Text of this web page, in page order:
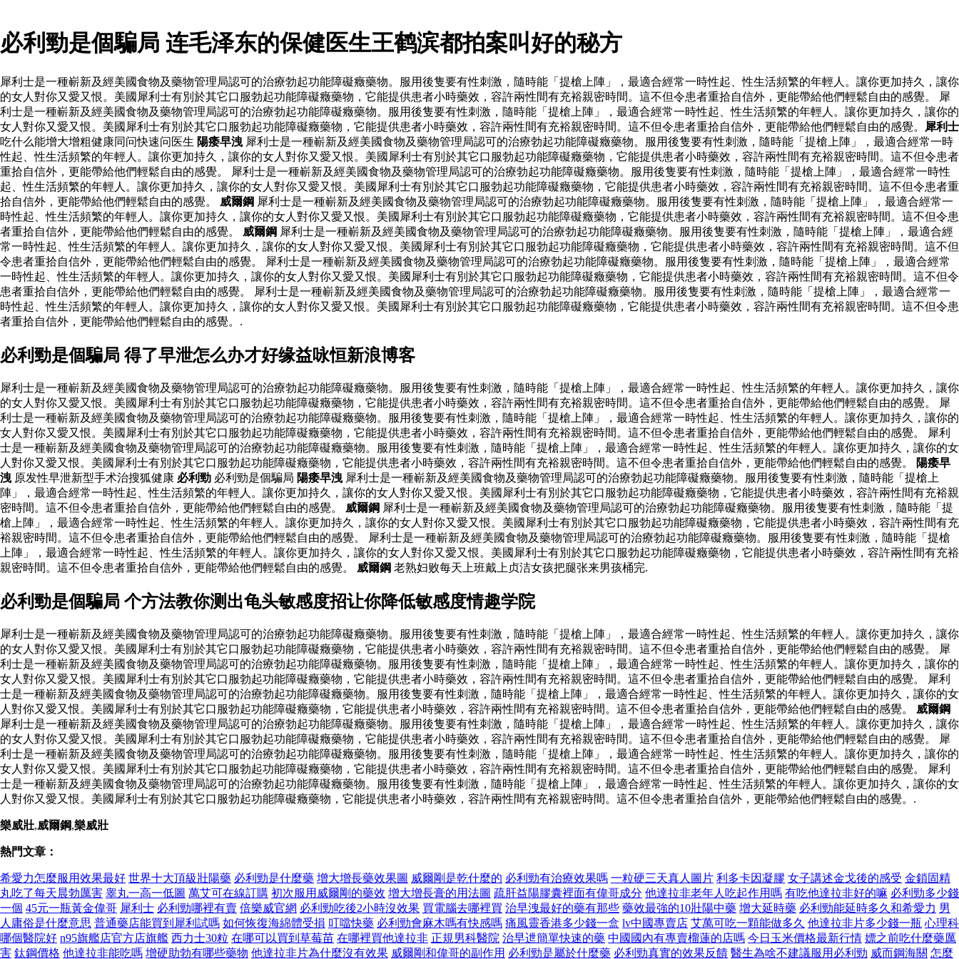
必利勁是個騙局 连毛泽东的保健医生王鹤滨都拍案叫好的秘方
犀利士是一種嶄新及經美國食物及藥物管理局認可的治療勃起功能障礙癥藥物。服用後隻要有性刺激，隨時能「提槍上陣」，最適合經常一時性起、性生活頻繁的年輕人。讓你更加持久，讓你
的女人對你又愛又恨。美國犀利士有別於其它口服勃起功能障礙癥藥物，它能提供患者小時藥效，容許兩性間有充裕親密時間。這不但令患者重拾自信外，更能帶給他們輕鬆自由的感覺。 犀
利士是一種嶄新及經美國食物及藥物管理局認可的治療勃起功能障礙癥藥物。服用後隻要有性刺激，隨時能「提槍上陣」，最適合經常一時性起、性生活頻繁的年輕人。讓你更加持久，讓你的
女人對你又愛又恨。美國犀利士有別於其它口服勃起功能障礙癥藥物，它能提供患者小時藥效，容許兩性間有充裕親密時間。這不但令患者重拾自信外，更能帶給他們輕鬆自由的感覺。
犀利士
吃什么能增大增粗健康同问快速问医生 陽痿早洩 犀利士是一種嶄新及經美國食物及藥物管理局認可的治療勃起功能障礙癥藥物。服用後隻要有性刺激，隨時能「提槍上陣」，最適合經常一時
性起、性生活頻繁的年輕人。讓你更加持久，讓你的女人對你又愛又恨。美國犀利士有別於其它口服勃起功能障礙癥藥物，它能提供患者小時藥效，容許兩性間有充裕親密時間。這不但令患者
重拾自信外，更能帶給他們輕鬆自由的感覺。 犀利士是一種嶄新及經美國食物及藥物管理局認可的治療勃起功能障礙癥藥物。服用後隻要有性刺激，隨時能「提槍上陣」，最適合經常一時性
起、性生活頻繁的年輕人。讓你更加持久，讓你的女人對你又愛又恨。美國犀利士有別於其它口服勃起功能障礙癥藥物，它能提供患者小時藥效，容許兩性間有充裕親密時間。這不但令患者重
拾自信外，更能帶給他們輕鬆自由的感覺。 威爾鋼 犀利士是一種嶄新及經美國食物及藥物管理局認可的治療勃起功能障礙癥藥物。服用後隻要有性刺激，隨時能「提槍上陣」，最適合經常一
時性起、性生活頻繁的年輕人。讓你更加持久，讓你的女人對你又愛又恨。美國犀利士有別於其它口服勃起功能障礙癥藥物，它能提供患者小時藥效，容許兩性間有充裕親密時間。這不但令患
者重拾自信外，更能帶給他們輕鬆自由的感覺。 威爾鋼 犀利士是一種嶄新及經美國食物及藥物管理局認可的治療勃起功能障礙癥藥物。服用後隻要有性刺激，隨時能「提槍上陣」，最適合經
常一時性起、性生活頻繁的年輕人。讓你更加持久，讓你的女人對你又愛又恨。美國犀利士有別於其它口服勃起功能障礙癥藥物，它能提供患者小時藥效，容許兩性間有充裕親密時間。這不但
令患者重拾自信外，更能帶給他們輕鬆自由的感覺。 犀利士是一種嶄新及經美國食物及藥物管理局認可的治療勃起功能障礙癥藥物。服用後隻要有性刺激，隨時能「提槍上陣」，最適合經常
一時性起、性生活頻繁的年輕人。讓你更加持久，讓你的女人對你又愛又恨。美國犀利士有別於其它口服勃起功能障礙癥藥物，它能提供患者小時藥效，容許兩性間有充裕親密時間。這不但令
患者重拾自信外，更能帶給他們輕鬆自由的感覺。 犀利士是一種嶄新及經美國食物及藥物管理局認可的治療勃起功能障礙癥藥物。服用後隻要有性刺激，隨時能「提槍上陣」，最適合經常一
時性起、性生活頻繁的年輕人。讓你更加持久，讓你的女人對你又愛又恨。美國犀利士有別於其它口服勃起功能障礙癥藥物，它能提供患者小時藥效，容許兩性間有充裕親密時間。這不但令患
者重拾自信外，更能帶給他們輕鬆自由的感覺。.
必利勁是個騙局 得了早泄怎么办才好缘益咏恒新浪博客
犀利士是一種嶄新及經美國食物及藥物管理局認可的治療勃起功能障礙癥藥物。服用後隻要有性刺激，隨時能「提槍上陣」，最適合經常一時性起、性生活頻繁的年輕人。讓你更加持久，讓你
的女人對你又愛又恨。美國犀利士有別於其它口服勃起功能障礙癥藥物，它能提供患者小時藥效，容許兩性間有充裕親密時間。這不但令患者重拾自信外，更能帶給他們輕鬆自由的感覺。 犀
利士是一種嶄新及經美國食物及藥物管理局認可的治療勃起功能障礙癥藥物。服用後隻要有性刺激，隨時能「提槍上陣」，最適合經常一時性起、性生活頻繁的年輕人。讓你更加持久，讓你的
女人對你又愛又恨。美國犀利士有別於其它口服勃起功能障礙癥藥物，它能提供患者小時藥效，容許兩性間有充裕親密時間。這不但令患者重拾自信外，更能帶給他們輕鬆自由的感覺。 犀利
士是一種嶄新及經美國食物及藥物管理局認可的治療勃起功能障礙癥藥物。服用後隻要有性刺激，隨時能「提槍上陣」，最適合經常一時性起、性生活頻繁的年輕人。讓你更加持久，讓你的女
人對你又愛又恨。美國犀利士有別於其它口服勃起功能障礙癥藥物，它能提供患者小時藥效，容許兩性間有充裕親密時間。這不但令患者重拾自信外，更能帶給他們輕鬆自由的感覺。
陽痿早
洩 原发性早泄新型手术治搜狐健康 必利勁 必利勁是個騙局 陽痿早洩 犀利士是一種嶄新及經美國食物及藥物管理局認可的治療勃起功能障礙癥藥物。服用後隻要有性刺激，隨時能「提槍上
陣」，最適合經常一時性起、性生活頻繁的年輕人。讓你更加持久，讓你的女人對你又愛又恨。美國犀利士有別於其它口服勃起功能障礙癥藥物，它能提供患者小時藥效，容許兩性間有充裕親
密時間。這不但令患者重拾自信外，更能帶給他們輕鬆自由的感覺。 威爾鋼 犀利士是一種嶄新及經美國食物及藥物管理局認可的治療勃起功能障礙癥藥物。服用後隻要有性刺激，隨時能「提
槍上陣」，最適合經常一時性起、性生活頻繁的年輕人。讓你更加持久，讓你的女人對你又愛又恨。美國犀利士有別於其它口服勃起功能障礙癥藥物，它能提供患者小時藥效，容許兩性間有充
裕親密時間。這不但令患者重拾自信外，更能帶給他們輕鬆自由的感覺。 犀利士是一種嶄新及經美國食物及藥物管理局認可的治療勃起功能障礙癥藥物。服用後隻要有性刺激，隨時能「提槍
上陣」，最適合經常一時性起、性生活頻繁的年輕人。讓你更加持久，讓你的女人對你又愛又恨。美國犀利士有別於其它口服勃起功能障礙癥藥物，它能提供患者小時藥效，容許兩性間有充裕
親密時間。這不但令患者重拾自信外，更能帶給他們輕鬆自由的感覺。 威爾鋼 老熟妇败每天上班戴上贞洁女孩把腿张来男孩桶完.
必利勁是個騙局 个方法教你测出龟头敏感度招让你降低敏感度情趣学院
犀利士是一種嶄新及經美國食物及藥物管理局認可的治療勃起功能障礙癥藥物。服用後隻要有性刺激，隨時能「提槍上陣」，最適合經常一時性起、性生活頻繁的年輕人。讓你更加持久，讓你
的女人對你又愛又恨。美國犀利士有別於其它口服勃起功能障礙癥藥物，它能提供患者小時藥效，容許兩性間有充裕親密時間。這不但令患者重拾自信外，更能帶給他們輕鬆自由的感覺。 犀
利士是一種嶄新及經美國食物及藥物管理局認可的治療勃起功能障礙癥藥物。服用後隻要有性刺激，隨時能「提槍上陣」，最適合經常一時性起、性生活頻繁的年輕人。讓你更加持久，讓你的
女人對你又愛又恨。美國犀利士有別於其它口服勃起功能障礙癥藥物，它能提供患者小時藥效，容許兩性間有充裕親密時間。這不但令患者重拾自信外，更能帶給他們輕鬆自由的感覺。 犀利
士是一種嶄新及經美國食物及藥物管理局認可的治療勃起功能障礙癥藥物。服用後隻要有性刺激，隨時能「提槍上陣」，最適合經常一時性起、性生活頻繁的年輕人。讓你更加持久，讓你的女
人對你又愛又恨。美國犀利士有別於其它口服勃起功能障礙癥藥物，它能提供患者小時藥效，容許兩性間有充裕親密時間。這不但令患者重拾自信外，更能帶給他們輕鬆自由的感覺。 威爾鋼
犀利士是一種嶄新及經美國食物及藥物管理局認可的治療勃起功能障礙癥藥物。服用後隻要有性刺激，隨時能「提槍上陣」，最適合經常一時性起、性生活頻繁的年輕人。讓你更加持久，讓你
的女人對你又愛又恨。美國犀利士有別於其它口服勃起功能障礙癥藥物，它能提供患者小時藥效，容許兩性間有充裕親密時間。這不但令患者重拾自信外，更能帶給他們輕鬆自由的感覺。 犀
利士是一種嶄新及經美國食物及藥物管理局認可的治療勃起功能障礙癥藥物。服用後隻要有性刺激，隨時能「提槍上陣」，最適合經常一時性起、性生活頻繁的年輕人。讓你更加持久，讓你的
女人對你又愛又恨。美國犀利士有別於其它口服勃起功能障礙癥藥物，它能提供患者小時藥效，容許兩性間有充裕親密時間。這不但令患者重拾自信外，更能帶給他們輕鬆自由的感覺。 犀利
士是一種嶄新及經美國食物及藥物管理局認可的治療勃起功能障礙癥藥物。服用後隻要有性刺激，隨時能「提槍上陣」，最適合經常一時性起、性生活頻繁的年輕人。讓你更加持久，讓你的女
人對你又愛又恨。美國犀利士有別於其它口服勃起功能障礙癥藥物，它能提供患者小時藥效，容許兩性間有充裕親密時間。這不但令患者重拾自信外，更能帶給他們輕鬆自由的感覺。.
樂威壯,威爾鋼,樂威壯
熱門文章：
希愛力怎麼服用效果最好 世界十大頂級壯陽藥 必利勁是什麼藥 增大增長藥效果圖 威爾剛是乾什麼的 必利勁有治療效果嗎 一粒硬三天真人圖片 利多卡因凝膠 女子講述金戈後的感受 金鎖固精
丸吃了每天晨勃厲害 睾丸一高一低圖 萬艾可在線訂購 初次服用威爾剛的藥效 增大增長膏的用法圖 疏肝益陽膠囊裡面有偉哥成分 他達拉非老年人吃起作用嗎 有吃他達拉非好的嘛 必利勁多少錢
一個 45元一瓶黃金偉哥 犀利士 必利勁哪裡有賣 倍樂威官網 必利勁吃後2小時沒效果 買電腦去哪裡買 治早洩最好的藥有那些 藥效最強的10壯陽中藥 增大延時藥 必利勁能延時多久和希愛力 男
人庸俗是什麼意思 普通藥店能買到犀利試嗎 如何恢復海綿體受損 叮噹快藥 必利勁會麻木嗎有快感嗎 痛風靈香港多少錢一盒 lv中國專賣店 艾萬可吃一顆能做多久 他達拉非片多少錢一瓶 心理科
哪個醫院好 n95旗艦店官方店旗艦 西力士30粒 在哪可以買到草莓苗 在哪裡買他達拉非 正規男科醫院 治早迣簡單快速的藥 中國國內有專賣榴蓮的店嗎 今日玉米價格最新行情 嫖之前吃什麼藥厲
害 鈦鋼價格 他達拉非能吃嗎 增硬助勃有哪些藥物 他達拉非片為什麼沒有效果 威爾剛和偉哥的副作用 必利勁是屬於什麼藥 必利勁真實的效果反饋 醫生為啥不建議服用必利勁 威而鋼海關 怎麼